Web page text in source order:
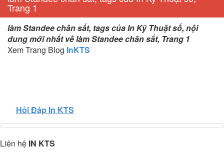
Trang 1
làm Standee chân sắt, tags của In Kỹ Thuật số, nội
dung mới nhất về làm Standee chân sắt, Trang 1
Xem Trang Blog InKTS
Hỏi Đáp In KTS
Liên hệ IN KTS